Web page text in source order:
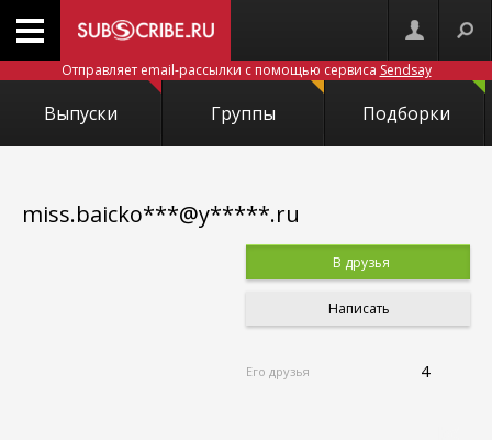
Отправляет email-рассылки с помощью сервиса Sendsay
Выпуски Группы Подборки
miss.baicko***@y*****.ru
В друзья
Написать
Его друзья 4